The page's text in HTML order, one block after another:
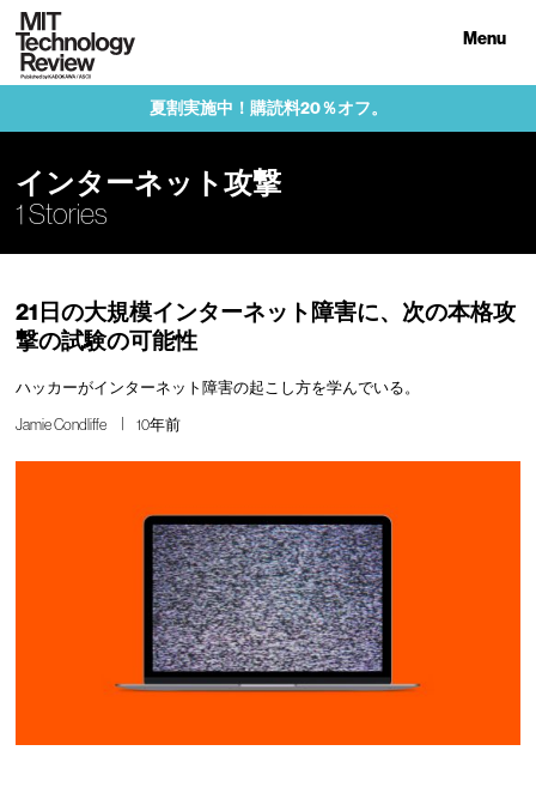
Menu
夏割実施中！購読料20％オフ。
インターネット攻撃
1 Stories
21日の大規模インターネット障害に、次の本格攻
撃の試験の可能性
ハッカーがインターネット障害の起こし方を学んでいる。
Jamie Condliffe 10年前